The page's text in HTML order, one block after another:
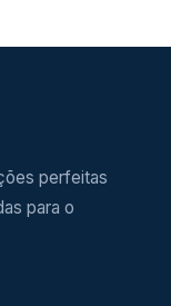
perfeitas
para o